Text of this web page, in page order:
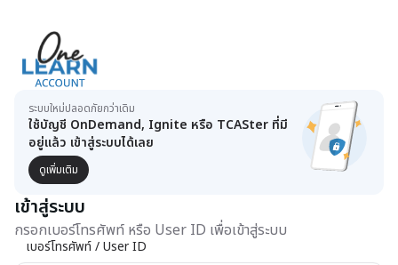
ระบบใหม่ปลอดภัยกว่าเดิม
ใช้บัญชี OnDemand, Ignite หรือ TCASter ที่มี
อยู่แล้ว เข้าสู่ระบบได้เลย
ดูเพิ่มเติม
เข้าสู่ระบบ
กรอกเบอร์โทรศัพท์ หรือ User ID เพื่อเข้าสู่ระบบ
เบอร์โทรศัพท์ / User ID